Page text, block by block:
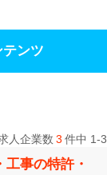
ンツ
人企業数 3 件中 1-3
事の特許・